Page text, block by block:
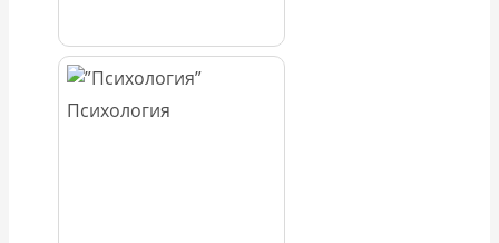
Психология